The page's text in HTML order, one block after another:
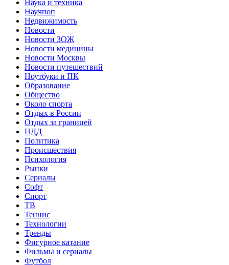
Наука и техника
Научпоп
Недвижимость
Новости
Новости ЗОЖ
Новости медицины
Новости Москвы
Новости путешествий
Ноутбуки и ПК
Образование
Общество
Около спорта
Отдых в России
Отдых за границей
ПДД
Политика
Происшествия
Психология
Рынки
Сериалы
Софт
Спорт
ТВ
Теннис
Технологии
Тренды
Фигурное катание
Фильмы и сериалы
Футбол